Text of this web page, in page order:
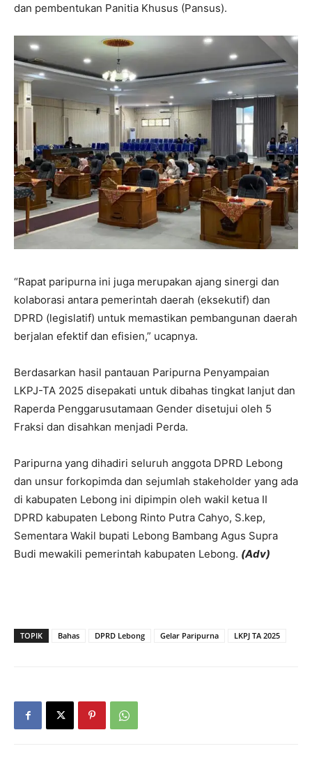
dan pembentukan Panitia Khusus (Pansus).
“Rapat paripurna ini juga merupakan ajang sinergi dan
kolaborasi antara pemerintah daerah (eksekutif) dan
DPRD (legislatif) untuk memastikan pembangunan daerah
berjalan efektif dan efisien,” ucapnya.
Berdasarkan hasil pantauan Paripurna Penyampaian
LKPJ-TA 2025 disepakati untuk dibahas tingkat lanjut dan
Raperda Penggarusutamaan Gender disetujui oleh 5
Fraksi dan disahkan menjadi Perda.
Paripurna yang dihadiri seluruh anggota DPRD Lebong
dan unsur forkopimda dan sejumlah stakeholder yang ada
di kabupaten Lebong ini dipimpin oleh wakil ketua II
DPRD kabupaten Lebong Rinto Putra Cahyo, S.kep,
Sementara Wakil bupati Lebong Bambang Agus Supra
Budi mewakili pemerintah kabupaten Lebong. (Adv)
TOPIK Bahas DPRD Lebong Gelar Paripurna LKPJ TA 2025